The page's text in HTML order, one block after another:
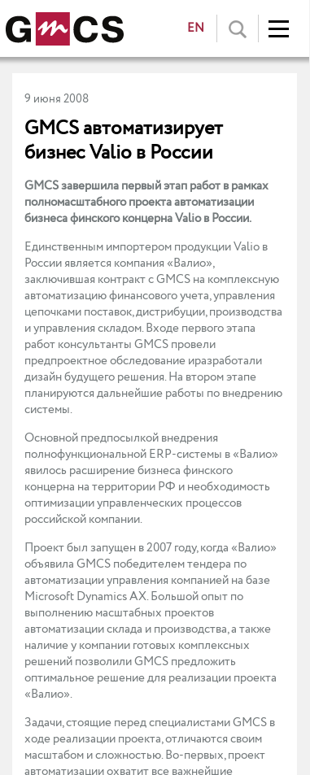
EN
9 июня 2008
GMCS автоматизирует
бизнес Valio в России
GMCS завершила первый этап работ в рамках
полномасштабного проекта автоматизации
бизнеса финского концерна Valio в России.
Единственным импортером продукции Valio в
России является компания «Валио»,
заключившая контракт с GMCS на комплексную
автоматизацию финансового учета, управления
цепочками поставок, дистрибуции, производства
и управления складом. Входе первого этапа
работ консультанты GMCS провели
предпроектное обследование иразработали
дизайн будущего решения. На втором этапе
планируются дальнейшие работы по внедрению
системы.
Основной предпосылкой внедрения
полнофункциональной ERP-системы в «Валио»
явилось расширение бизнеса финского
концерна на территории РФ и необходимость
оптимизации управленческих процессов
российской компании.
Проект был запущен в 2007 году, когда «Валио»
объявила GMCS победителем тендера по
автоматизации управления компанией на базе
Microsoft Dynamics AX. Большой опыт по
выполнению масштабных проектов
автоматизации склада и производства, а также
наличие у компании готовых комплексных
решений позволили GMCS предложить
оптимальное решение для реализации проекта
«Валио».
Задачи, стоящие перед специалистами GMCS в
ходе реализации проекта, отличаются своим
масштабом и сложностью. Во-первых, проект